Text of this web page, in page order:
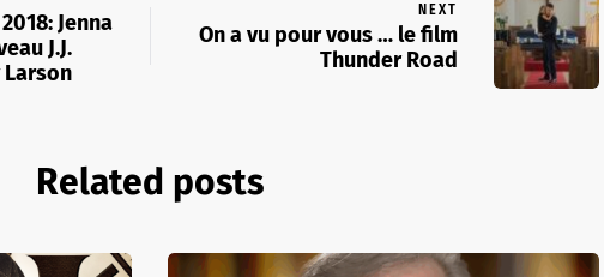
Jenna
J.J.
NEXT
On a vu pour vous … le film
Thunder Road
Related posts